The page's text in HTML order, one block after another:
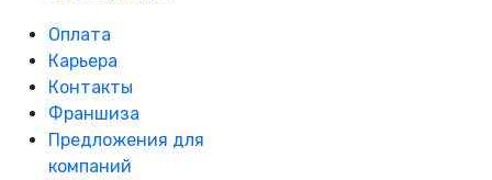
Оплата
Карьера
Контакты
Франшиза
Предложения для
компаний